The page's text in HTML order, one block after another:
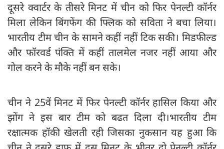
दूसरे क्वार्टर के तीसरे मिनट में चीन को फिर पेनल्टी कॉर्नर
मिला लेकिन बिंगफेंग की फ्लिक को सविता ने बचा लिया।
भारतीय टीम चीन के सामने कहीं नहीं टिक सकी। मिडफील्ड
और फॉरवर्ड पंक्ति में कहीं तालमेल नजर नहीं आया और
गोल करने के मौके नहीं बन सके।
चीन ने 25वें मिनट में फिर पेनल्टी कॉर्नर हासिल किया और
झोंग ने इस बार टीम को बढत दिला दी।भारतीय टीम
रक्षात्मक हॉकी खेलती रही जिसका नुकसान यह हुआ कि